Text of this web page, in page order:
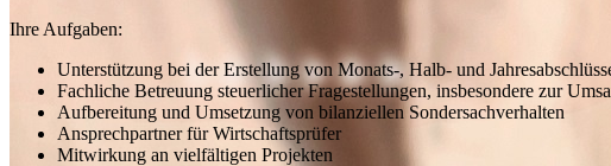
Ihre Aufgaben:
Unterstützung bei der Erstellung von Monats-, Halb- und
Fachliche Betreuung steuerlicher Fragestellungen, insbesondere zur
Aufbereitung und Umsetzung von bilanziellen Sondersachverhalten
Ansprechpartner für Wirtschaftsprüfer
Mitwirkung an vielfältigen Projekten